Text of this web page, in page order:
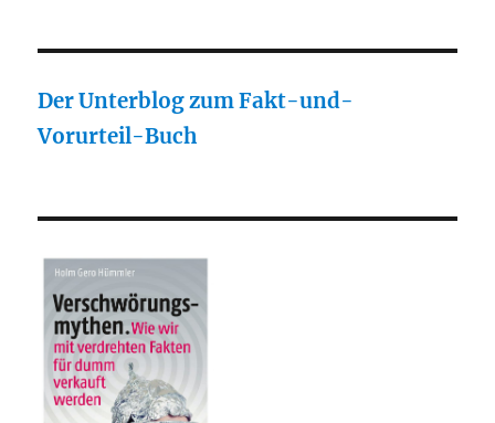
Der Unterblog zum Fakt-und-
Vorurteil-Buch